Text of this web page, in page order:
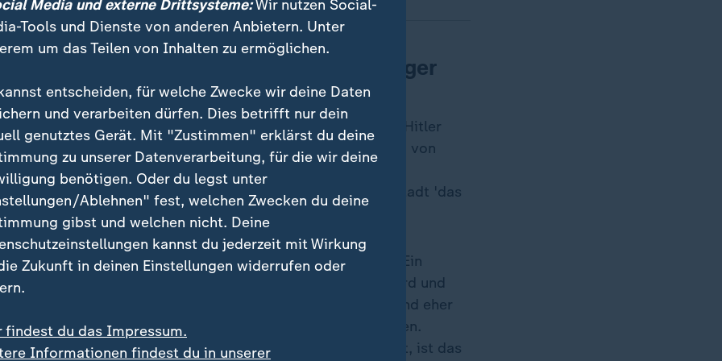
wendet sich in Amtsblatt an Bürger
ihre Bürger, im Amtsblatt: "Anlass ist auch die Flut von
Symbolen, Verherrlichung von Adolf Hitler
eine nie dagewesene Sachbeschädigung und Vermüllung von
Wo führt DER III. WEG, denn den meine ich mit
an öffentlichen Gebäuden, hin? Wer will hier in unserer Stadt 'das
ist jetzt präsent. Nicht jeder findet das gut. Ein
sagt: "Wenn die Bürgermeisterin angefeindet wird und
den Ruf von Spremberg, dann würde ich sagen, das sind eher
Schmierereien gemacht haben, die den Ruf gefährdet haben.
alles reden kann und Probleme anspricht und thematisiert, ist das
Media und externe Drittsysteme:Wir nutzen Social-
Tools und Dienste von anderen Anbietern. Unter
um das Teilen von Inhalten zu ermöglichen.
entscheiden, für welche Zwecke wir deine Daten
und verarbeiten dürfen. Dies betrifft nur dein
genutztes Gerät. Mit "Zustimmen" erklärst du deine
zu unserer Datenverarbeitung, für die wir deine
benötigen. Oder du legst unter
Ablehnen" fest, welchen Zwecken du deine
gibst und welchen nicht. Deine
kannst du jederzeit mit Wirkung
Zukunft in deinen Einstellungen widerrufen oder
findest du das Impressum.
Informationen findest du in unserer